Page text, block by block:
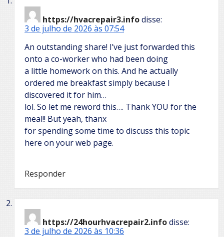
https://hvacrepair3.infodisse:
3 de julho de 2026 às 07:54
An outstanding share! I’ve just forwarded this
onto a co-worker who had been doing
a little homework on this. And he actually
ordered me breakfast simply because I
discovered it for him…
lol. So let me reword this…. Thank YOU for the
meal!! But yeah, thanx
for spending some time to discuss this topic
here on your web page.
Responder
https://24hourhvacrepair2.infodisse:
3 de julho de 2026 às 10:36